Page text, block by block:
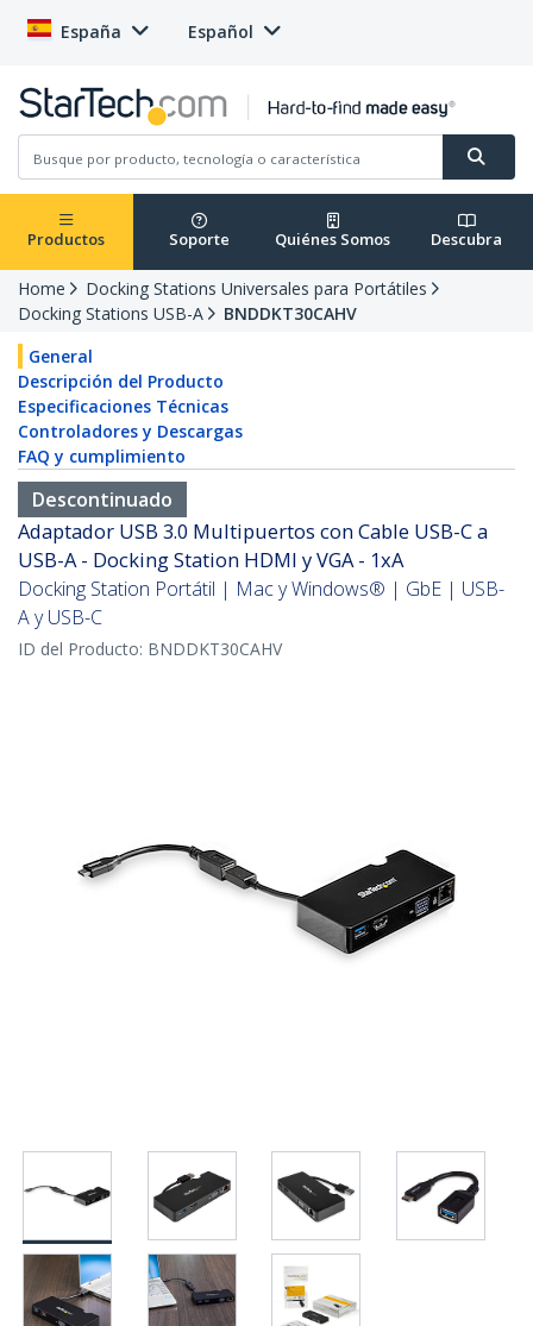
España Español
Productos Soporte Quiénes Somos Descubra
Home
Docking Stations Universales para Portátiles
Docking Stations USB-A
BNDDKT30CAHV
General
Descripción del Producto
Especificaciones Técnicas
Controladores y Descargas
FAQ y cumplimiento
Descontinuado
Adaptador USB 3.0 Multipuertos con Cable USB-C a
USB-A - Docking Station HDMI y VGA - 1xA
Docking Station Portátil | Mac y Windows® | GbE | USB-
A y USB-C
ID del Producto: BNDDKT30CAHV